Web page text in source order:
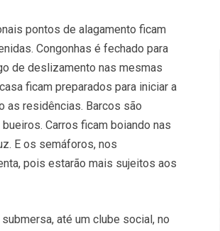
pontos de alagamento ficam
Congonhas é fechado para
de deslizamento nas mesmas
ficam preparados para iniciar a
as residências. Barcos são
Carros ficam boiando nas
E os semáforos, nos
pois estarão mais sujeitos aos
até um clube social, no